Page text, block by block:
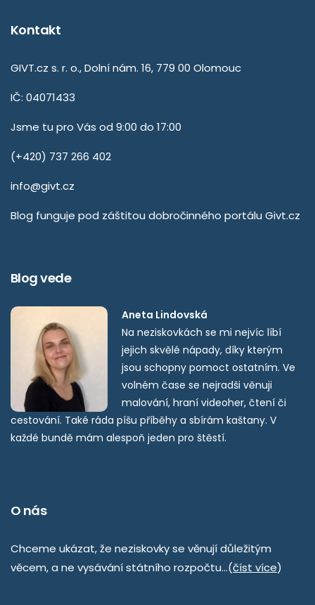
Kontakt
GIVT.cz s. r. o., Dolní nám. 16, 779 00 Olomouc
IČ: 04071433
Jsme tu pro Vás od 9:00 do 17:00
(+420) 737 266 402
info@givt.cz
Blog funguje pod záštitou dobročinného portálu Givt.cz
Blog vede
Aneta Lindovská
Na neziskovkách se mi nejvíc líbí
jejich skvělé nápady, díky kterým
jsou schopny pomoct ostatním. Ve
volném čase se nejradši věnuji
malování, hraní videoher, čtení či
cestování. Také ráda píšu příběhy a sbírám kaštany. V
každé bundě mám alespoň jeden pro štěstí.
O nás
Chceme ukázat, že neziskovky se věnují důležitým
věcem, a ne vysávání státního rozpočtu…(číst více)